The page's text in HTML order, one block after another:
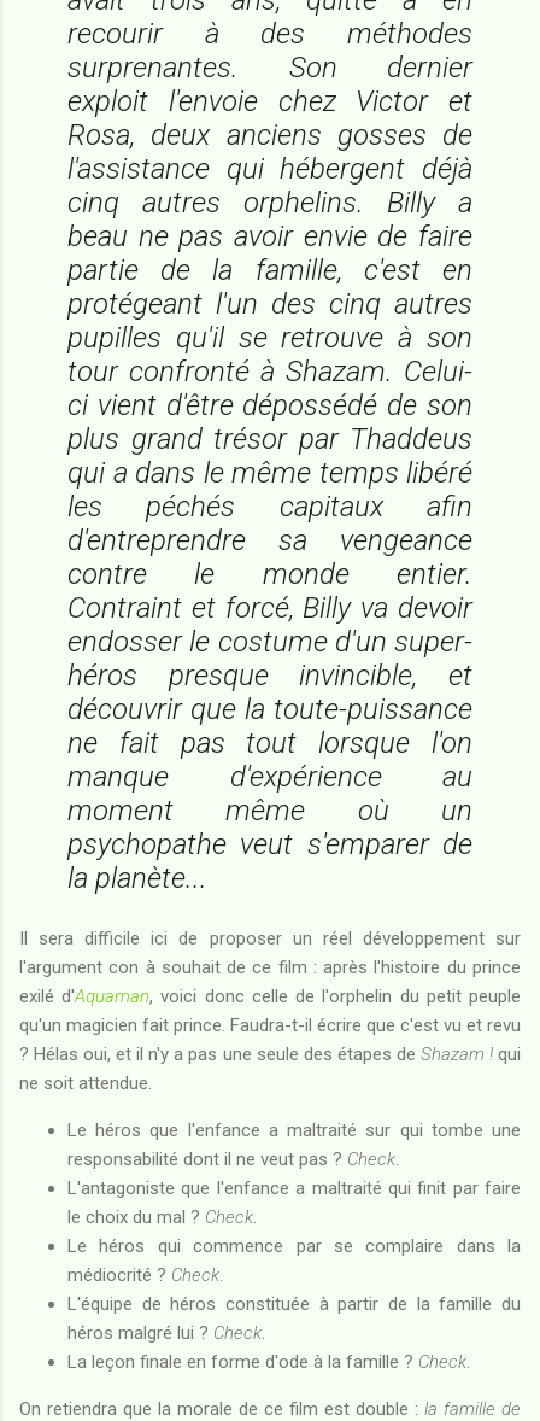
recourir à des méthodes
surprenantes. Son dernier
exploit l'envoie chez Victor et
Rosa, deux anciens gosses de
l'assistance qui hébergent déjà
cinq autres orphelins. Billy a
beau ne pas avoir envie de faire
partie de la famille, c'est en
protégeant l'un des cinq autres
pupilles qu'il se retrouve à son
tour confronté à Shazam. Celui-
ci vient d'être dépossédé de son
plus grand trésor par Thaddeus
qui a dans le même temps libéré
les péchés capitaux afin
d'entreprendre sa vengeance
contre le monde entier.
Contraint et forcé, Billy va devoir
endosser le costume d'un super-
héros presque invincible, et
découvrir que la toute-puissance
ne fait pas tout lorsque l'on
manque d'expérience au
moment même où un
psychopathe veut s'emparer de
la planète...
Il sera difficile ici de proposer un réel développement sur
l'argument con à souhait de ce film : après l'histoire du prince
exilé d'Aquaman, voici donc celle de l'orphelin du petit peuple
qu'un magicien fait prince. Faudra-t-il écrire que c'est vu et revu
? Hélas oui, et il n'y a pas une seule des étapes de Shazam !qui
ne soit attendue.
Le héros que l'enfance a maltraité sur qui tombe une
responsabilité dont il ne veut pas ? Check
L'antagoniste que l'enfance a maltraité qui finit par faire
le choix du mal ? Check
Le héros qui commence par se complaire dans la
médiocrité ? Check
L'équipe de héros constituée à partir de la famille du
héros malgré lui ? Check
La leçon finale en forme d'ode à la famille ? Check
On retiendra que la morale de ce film est double : la famille de